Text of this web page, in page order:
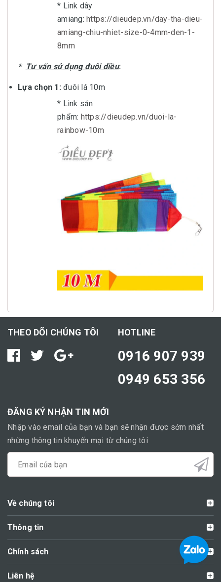
* Link dây
amiang: https://dieudep.vn/day-tha-dieu-
amiang-chiu-nhiet-size-0-4mm-den-1-
8mm
* Tư vấn sử dụng đuôi diều:
Lựa chọn 1: đuôi lá 10m
* Link sản
phẩm: https://dieudep.vn/duoi-la-
rainbow-10m
THEO DÕI CHÚNG TÔI HOTLINE
0916 907 939
0949 653 356
ĐĂNG KÝ NHẬN TIN MỚI
Nhập vào email của bạn và bạn sẽ nhận được sớm nhất
những thông tin khuyến mại từ chúng tôi
Về chúng tôi
Thông tin
Chính sách
Liên hệ